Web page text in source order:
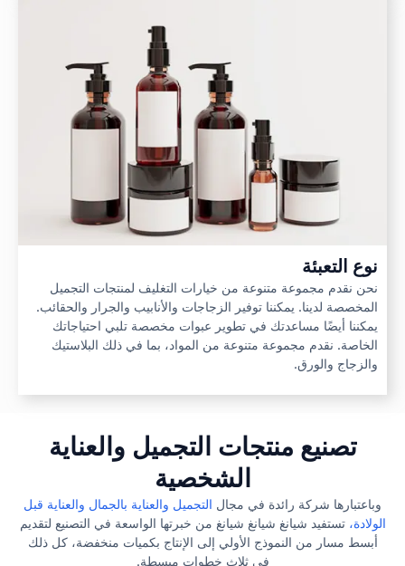
نوع التعبئة
نحن نقدم مجموعة متنوعة من خيارات التغليف لمنتجات التجميل
المخصصة لدينا. يمكننا توفير الزجاجات والأنابيب والجرار والحقائب.
يمكننا أيضًا مساعدتك في تطوير عبوات مخصصة تلبي احتياجاتك
الخاصة. نقدم مجموعة متنوعة من المواد، بما في ذلك البلاستيك
والزجاج والورق.
تصنيع منتجات التجميل والعناية
الشخصية
وباعتبارها شركة رائدة في مجال التجميل والعناية بالجمال والعناية قبل
الولادة، تستفيد شيانغ شيانغ شيانغ من خبرتها الواسعة في التصنيع لتقديم
أبسط مسار من النموذج الأولي إلى الإنتاج بكميات منخفضة، كل ذلك
في ثلاث خطوات مبسطة.